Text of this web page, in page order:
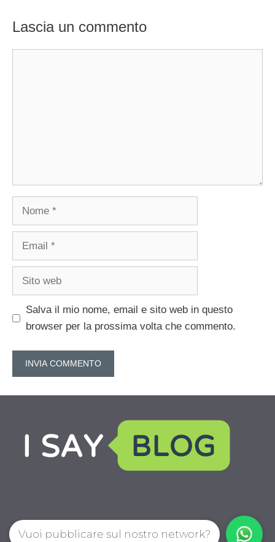
Lascia un commento
Nome
Email
Sito
Salva il mio nome, email e sito web in questo
browser per la prossima volta che commento.
Vuoi pubblicare sul nostro network?